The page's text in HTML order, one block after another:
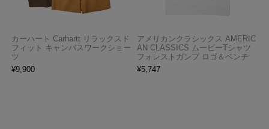
カーハート Carhartt リラックスド
フィット キャンバスワークショー
ツ
¥9,900
アメリカンクラシックス AMERIC
AN CLASSICS ムービーTシャツ
フォレストガンプ ロゴ＆ベンチ
¥5,747